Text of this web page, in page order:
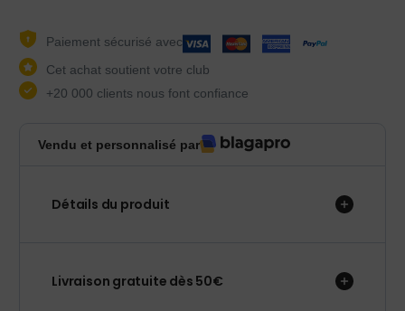
Paiement sécurisé avec
Cet achat soutient votre club
+20 000 clients nous font confiance
Vendu et personnalisé par
Détails du produit
Livraison gratuite dès 50€